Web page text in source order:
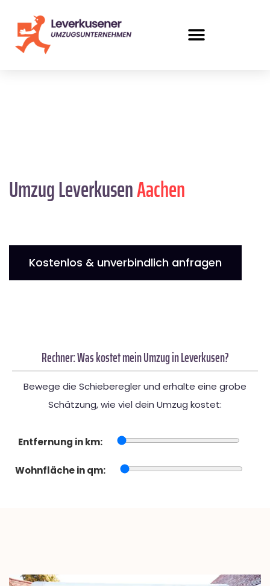
Umzug LeverkusenAachen
Kostenlos & unverbindlich anfragen
Rechner: Was kostet mein Umzug in Leverkusen?
Bewege die Schieberegler und erhalte eine grobe
Schätzung, wie viel dein Umzug kostet:
Entfernung in km:
Wohnfläche in qm: